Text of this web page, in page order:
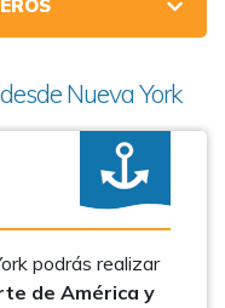
Nueva York
podrás realizar
de América y